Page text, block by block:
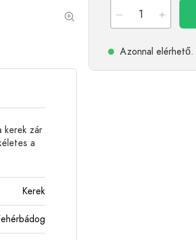
Azonnal elérhető.
kerek zár
a
Kerek